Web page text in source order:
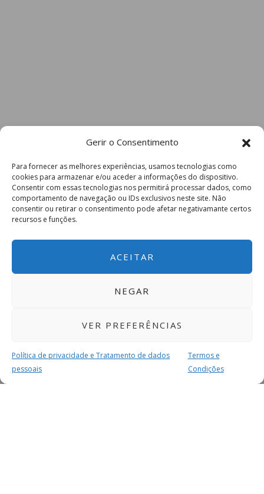
Gerir o Consentimento
Para fornecer as melhores experiências, usamos tecnologias como
cookies para armazenar e/ou aceder a informações do dispositivo.
Consentir com essas tecnologias nos permitirá processar dados, como
comportamento de navegação ou IDs exclusivos neste site. Não
consentir ou retirar o consentimento pode afetar negativamante certos
recursos e funções.
ACEITAR
NEGAR
VER PREFERÊNCIAS
Política de privacidade e Tratamento de dados
pessoais
Termos e
Condições